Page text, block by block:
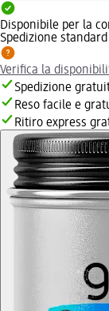
Disponibile per la
Spedizione
Verifica la
Spedizione
Reso facile e
Ritiro express